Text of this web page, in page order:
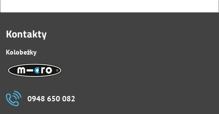
Kontakty
Kolobežky
0948 650 082